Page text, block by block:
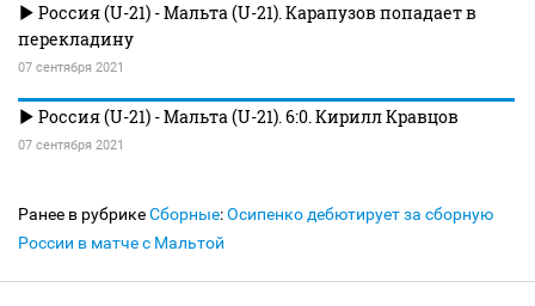
Россия (U-21) - Мальта (U-21). Карапузов попадает в
перекладину
07 сентября 2021
Россия (U-21) - Мальта (U-21). 6:0. Кирилл Кравцов
07 сентября 2021
Ранее в рубрикеСборные:Осипенко дебютирует за сборную
России в матче с Мальтой